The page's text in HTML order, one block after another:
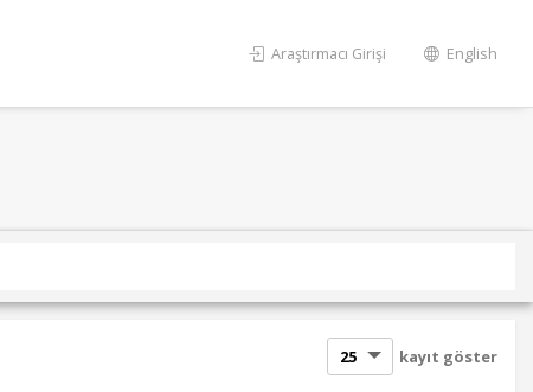
Araştırmacı Girişi English
kayıt göster